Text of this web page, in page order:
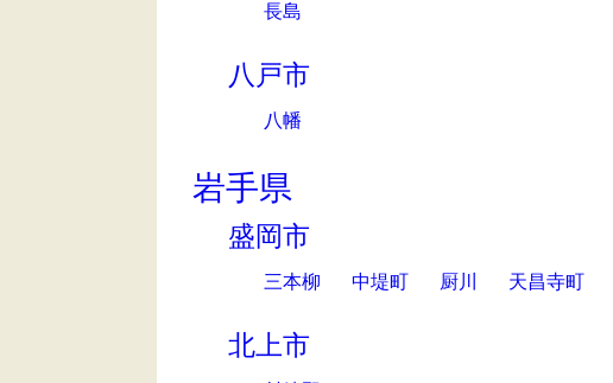
長島
八戸市
八幡
岩手県
盛岡市
三本柳 中堤町 厨川 天昌寺町
北上市